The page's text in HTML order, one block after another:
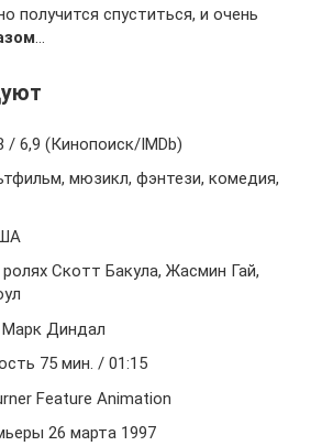
получится спуститься, и очень
…
/ 6,9 (Кинопоиск/IMDb)
мюзикл, фэнтези, комедия,
Скотт Бакула, Жасмин Гай,
Диндал
75 мин. / 01:15
Feature Animation
26 марта 1997